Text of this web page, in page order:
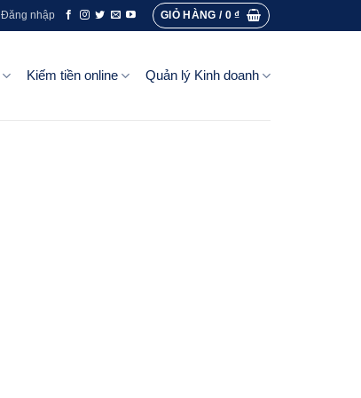
Đăng nhập GIỎ HÀNG / 0₫
Kiếm tiền online Quản lý Kinh doanh